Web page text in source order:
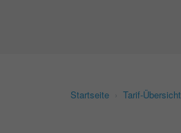
Startseite Tarif-Übersicht